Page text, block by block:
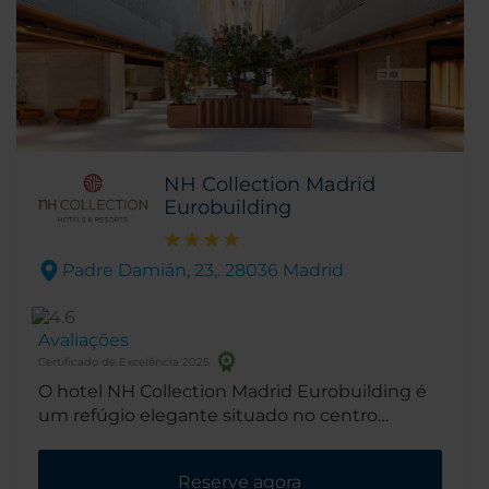
NH Collection Madrid
Eurobuilding
Padre Damián, 23,. 28036 Madrid
Avaliações
Certificado de Excelência 2025
O hotel NH Collection Madrid Eurobuilding é
um refúgio elegante situado no centro
Reserve agora